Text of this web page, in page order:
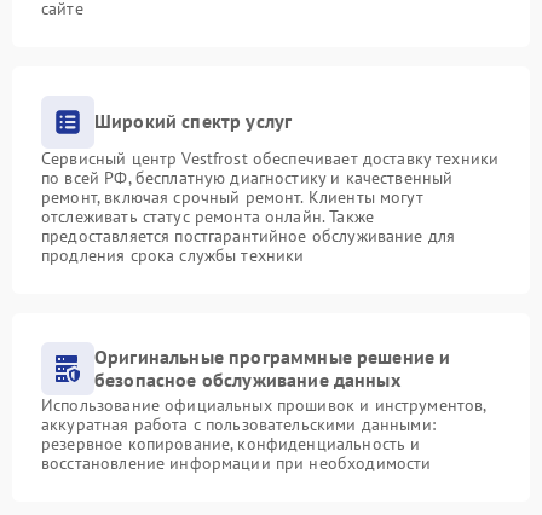
сайте
Широкий спектр услуг
Сервисный центр Vestfrost обеспечивает доставку техники
по всей РФ, бесплатную диагностику и качественный
ремонт, включая срочный ремонт. Клиенты могут
отслеживать статус ремонта онлайн. Также
предоставляется постгарантийное обслуживание для
продления срока службы техники
Оригинальные программные решение и
безопасное обслуживание данных
Использование официальных прошивок и инструментов,
аккуратная работа с пользовательскими данными:
резервное копирование, конфиденциальность и
восстановление информации при необходимости